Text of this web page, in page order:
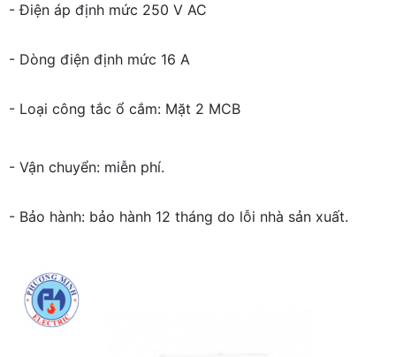
- Điện áp định mức 250 V AC
- Dòng điện định mức 16 A
- Loại công tắc ổ cắm: Mặt 2 MCB
- Vận chuyển: miễn phí.
- Bảo hành: bảo hành 12 tháng do lỗi nhà sản xuất.